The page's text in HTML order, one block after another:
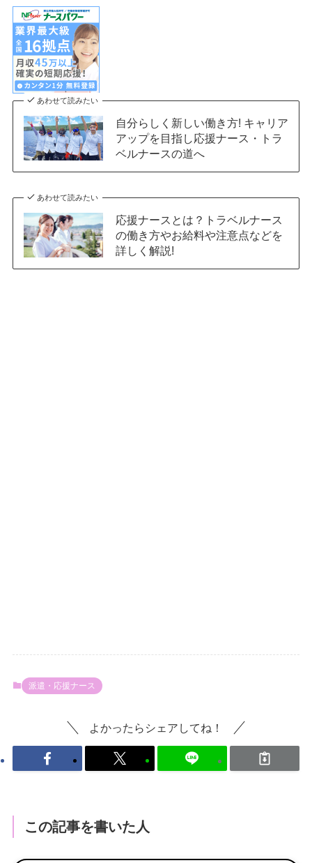
あわせて読みたい
自分らしく新しい働き方! キャリア
アップを目指し応援ナース・トラ
ベルナースの道へ
あわせて読みたい
応援ナースとは？トラベルナース
の働き方やお給料や注意点などを
詳しく解説!
派遣・応援ナース
よかったらシェアしてね！
この記事を書いた人